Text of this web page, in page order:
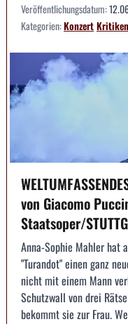
Veröffentlichungsdatum:
Kategorien:KonzertKritiken
von Giacomo
Staatsoper/
Anna-Sophie Mahler hat
"Turandot" einen ganz
nicht mit einem Mann
Schutzwall von drei
bekommt sie zur Frau.